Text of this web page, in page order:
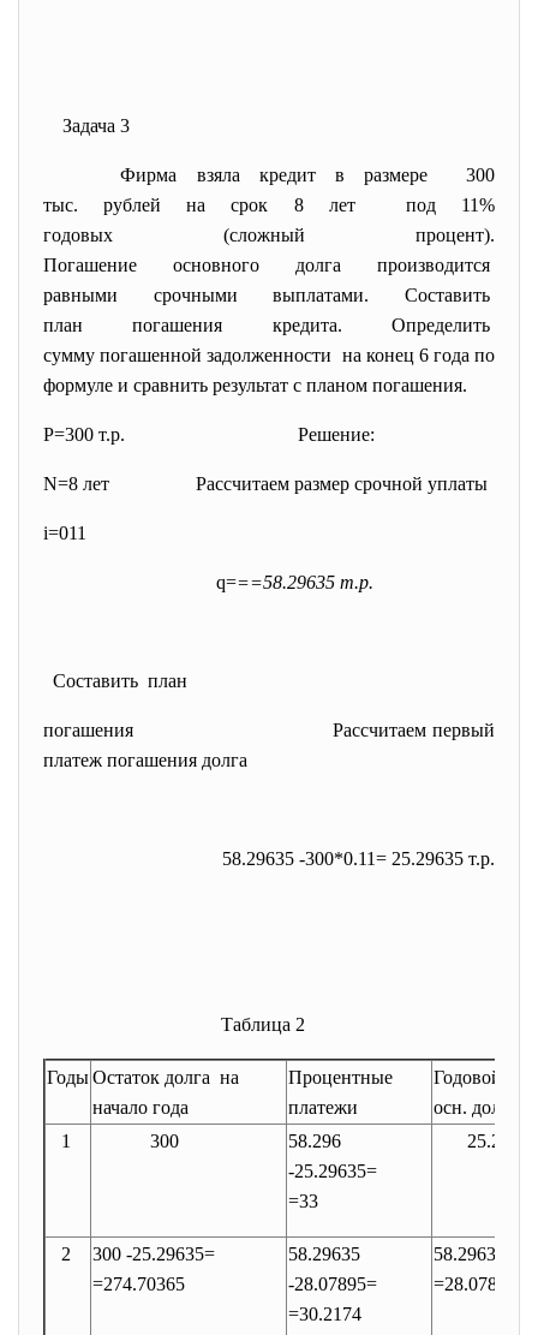
Задача 3
Фирма взяла кредит в размере 300
тыс. рублей на срок 8 лет под 11%
годовых (сложный процент).
Погашение основного долга производится
равными срочными выплатами. Составить
план погашения кредита. Определить
сумму погашеннойзадолженности на конец 6 года по
формуле и сравнить результат с планом погашения.
P=300 т.р. Решение:
N=8 лет Рассчитаем размер срочной уплаты
i=011
q===58.29635 т.р.
Составить план
погашения
Рассчитаем первый
платеж погашения долга
58.29635 -300*0.11= 25.29635 т.р.
Таблица 2
ГодыОстаток долга на
начало года
Процентные
платежи
Годовой
осн. долга
1
300
58.296
-25.29635=
=33
25.29635
2
300 -25.29635=
=274.70365
58.29635
-28.07895=
=30.2174
58.29635-
=28.07895